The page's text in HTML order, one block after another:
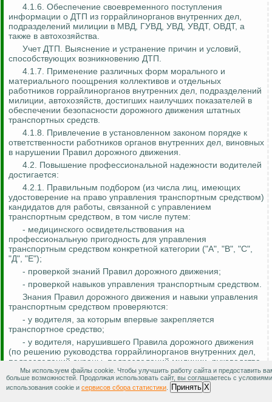
4.1.6. Обеспечение своевременного поступления
информации о ДТП из горрайлинорганов внутренних дел,
подразделений милиции в МВД, ГУВД, УВД, УВДТ, ОВДТ, а
также в автохозяйства.
Учет ДТП. Выяснение и устранение причин и условий,
способствующих возникновению ДТП.
4.1.7. Применение различных форм морального и
материального поощрения коллективов и отдельных
работников горрайлинорганов внутренних дел, подразделений
милиции, автохозяйств, достигших наилучших показателей в
обеспечении безопасности дорожного движения штатных
транспортных средств.
4.1.8. Привлечение в установленном законом порядке к
ответственности работников органов внутренних дел, виновных
в нарушении Правил дорожного движения.
4.2. Повышение профессиональной надежности водителей
достигается:
4.2.1. Правильным подбором (из числа лиц, имеющих
удостоверение на право управления транспортным средством)
кандидатов для работы, связанной с управлением
транспортным средством, в том числе путем:
- медицинского освидетельствования на
профессиональную пригодность для управления
транспортным средством конкретной категории ("А", "В", "С",
"Д", "Е");
- проверкой знаний Правил дорожного движения;
- проверкой навыков управления транспортным средством.
Знания Правил дорожного движения и навыки управления
транспортным средством проверяются:
- у водителя, за которым впервые закрепляется
транспортное средство;
- у водителя, нарушившего Правила дорожного движения
(по решению руководства горрайлинорганов внутренних дел,
подразделений охраны, подразделений милиции, руководства
автохозяйства).
4.2.2. Водительской стажировкой работников органов
внутренних дел, за которыми впервые закрепляются
Мы используем файлы cookie. Чтобы улучшить работу сайта и предоставить
больше возможностей. Продолжая использовать сайт, вы соглашаетесь с условиями
использования cookie и сервисов сбора статистики Принять X